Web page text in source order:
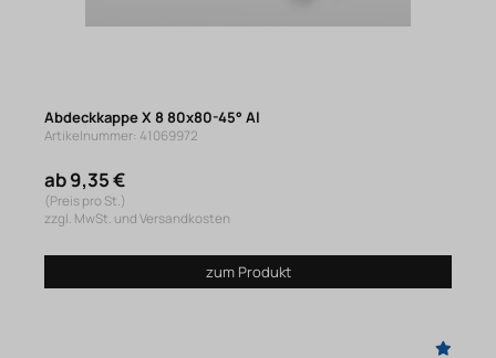
Abdeckkappe X 8 80x80-45° Al
Artikelnummer: 41069972
ab 9,35 €
(Preis pro St.)
zzgl. MwSt. und Versandkosten
zum Produkt